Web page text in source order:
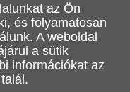
az Ön
és folyamatosan
A weboldal
a sütik
információkat az